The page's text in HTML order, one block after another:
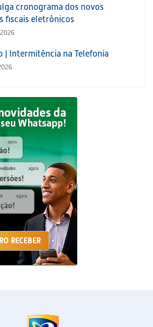
cronograma dos novos
fiscais eletrônicos
| Intermitência na Telefonia
RECEBER